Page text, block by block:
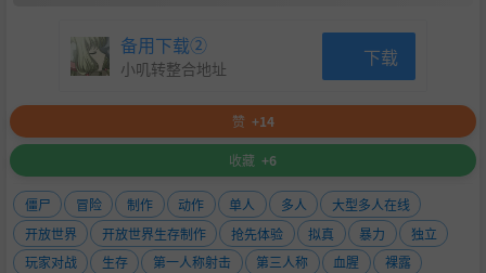
无论是陆地、水上还是空中，总有一款适合你的载具。完全
模块化的系统将允许你轻松定制自己的载具。无论是添加外
层装甲板还是只留下光秃秃的车身架，选择想要的防护性能
或风格，随心所欲在地图上横冲直撞。
多人游戏
备用下载②
小叽转整合地址 下载
赞 +14
收藏 +6
僵尸 冒险 制作 动作 单人 多人
大型多人在线
开放世界
开放世界生存制作 抢先体验 拟真 暴力
独立
玩家对战
生存 第一人称射击 第三人称 血腥
裸露